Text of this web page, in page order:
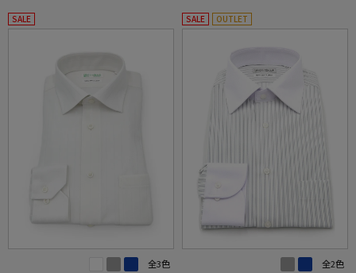
SALE
全3色
SALE OUTLET
全2色